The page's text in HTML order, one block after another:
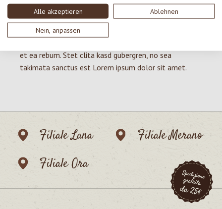
Alle akzeptieren Ablehnen
Nein, anpassen
Lorem ipsum dolor sit amet, consetetur sadipscing
elitr, sed diam nonumy eirmod tempor invidunt ut
labore et dolore magna aliquyam erat, sed diam
et ea rebum. Stet clita kasd gubergren, no sea
takimata sanctus est Lorem ipsum dolor sit amet.
Filiale Lana
Filiale Merano
Filiale Ora